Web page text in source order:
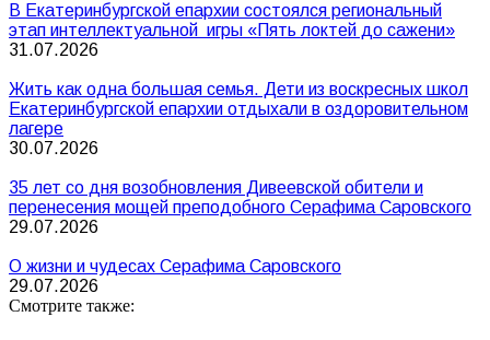
В Екатеринбургской епархии состоялся региональный
этап интеллектуальной игры «Пять локтей до сажени»
31.07.2026
Жить как одна большая семья. Дети из воскресных школ
Екатеринбургской епархии отдыхали в оздоровительном
лагере
30.07.2026
35 лет со дня возобновления Дивеевской обители и
перенесения мощей преподобного Серафима Саровского
29.07.2026
О жизни и чудесах Серафима Саровского
29.07.2026
Смотрите также: